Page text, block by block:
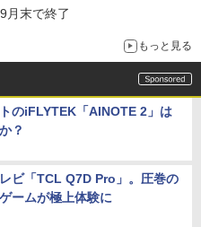
月末で終了
もっと見る
のiFLYTEK「AINOTE 2」は
？
ビ「TCL Q7D Pro」。圧巻の
ームが極上体験に